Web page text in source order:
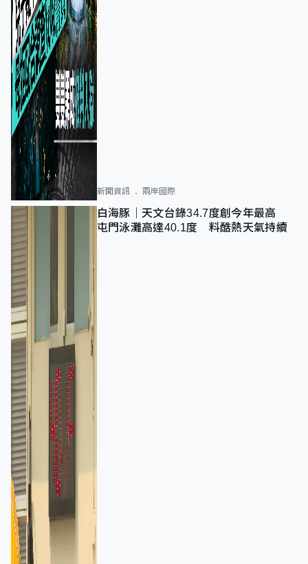
新聞資訊 兩岸國際
白海豚｜天文台錄34.7度創今年最高
屯門泳灘高達40.1度 料酷熱天氣持續